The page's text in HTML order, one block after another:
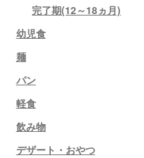
完了期(12～18ヵ月)
幼児食
麺
パン
軽食
飲み物
デザート・おやつ